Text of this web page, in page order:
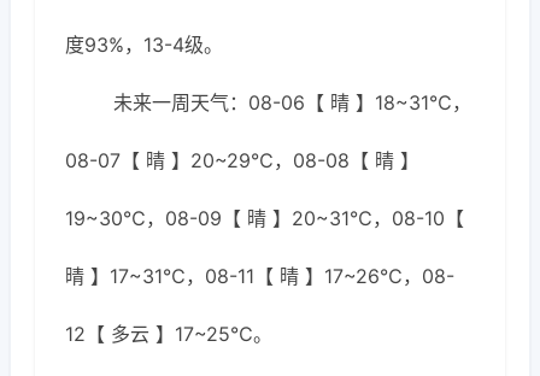
度93%，13-4级。
未来一周天气：08-06【 晴 】18~31℃，
08-07【 晴 】20~29℃，08-08【 晴 】
19~30℃，08-09【 晴 】20~31℃，08-10【
晴 】17~31℃，08-11【 晴 】17~26℃，08-
12【 多云 】17~25℃。